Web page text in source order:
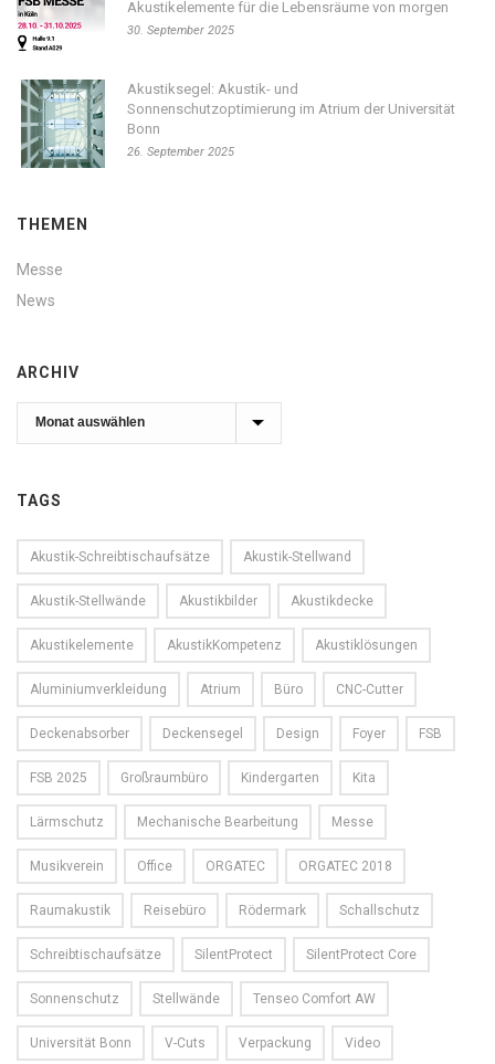
Akustikelemente für die Lebensräume von morgen
30. September 2025
Akustiksegel: Akustik- und
Sonnenschutzoptimierung im Atrium der Universität
Bonn
26. September 2025
THEMEN
Messe
News
ARCHIV
TAGS
Akustik-Schreibtischaufsätze Akustik-Stellwand
Akustik-Stellwände Akustikbilder Akustikdecke
Akustikelemente AkustikKompetenz Akustiklösungen
Aluminiumverkleidung Atrium Büro CNC-Cutter
Deckenabsorber Deckensegel Design Foyer FSB
FSB 2025 Großraumbüro Kindergarten Kita
Lärmschutz Mechanische Bearbeitung Messe
Musikverein Office ORGATEC ORGATEC 2018
Raumakustik Reisebüro Rödermark Schallschutz
Schreibtischaufsätze SilentProtect SilentProtect Core
Sonnenschutz Stellwände Tenseo Comfort AW
Universität Bonn V-Cuts Verpackung Video